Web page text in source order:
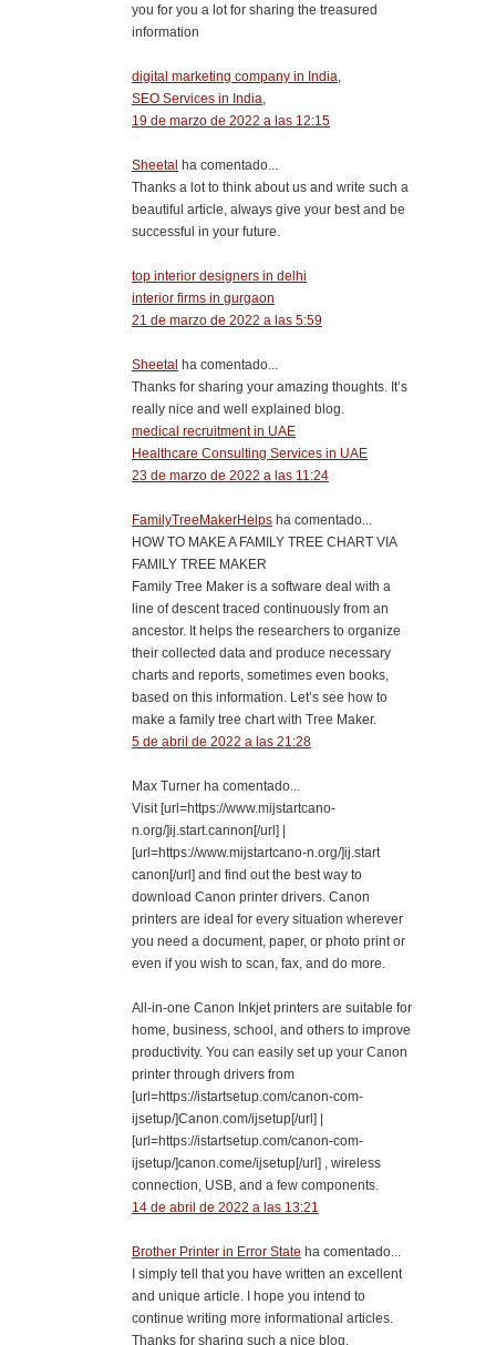
you for you a lot for sharing the treasured
information
digital marketing company in India
SEO Services in India
19 de marzo de 2022 a las 12:15
Sheetal ha comentado...
Thanks a lot to think about us and write such a
beautiful article, always give your best and be
successful in your future.
top interior designers in delhi
interior firms in gurgaon
21 de marzo de 2022 a las 5:59
Sheetal ha comentado...
Thanks for sharing your amazing thoughts. It’s
really nice and well explained blog.
medical recruitment in UAE
Healthcare Consulting Services in UAE
23 de marzo de 2022 a las 11:24
FamilyTreeMakerHelps ha comentado...
HOW TO MAKE A FAMILY TREE CHART VIA
FAMILY TREE MAKER
Family Tree Maker is a software deal with a
line of descent traced continuously from an
ancestor. It helps the researchers to organize
their collected data and produce necessary
charts and reports, sometimes even books,
based on this information. Let’s see how to
make a family tree chart with Tree Maker.
5 de abril de 2022 a las 21:28
Max Turner ha comentado...
Visit [url=https://www.mijstartcano-
n.org/]ij.start.cannon[/url] |
[url=https://www.mijstartcano-n.org/]ij.start
canon[/url] and find out the best way to
download Canon printer drivers. Canon
printers are ideal for every situation wherever
you need a document, paper, or photo print or
even if you wish to scan, fax, and do more.
All-in-one Canon Inkjet printers are suitable for
home, business, school, and others to improve
productivity. You can easily set up your Canon
printer through drivers from
[url=https://istartsetup.com/canon-com-
ijsetup/]Canon.com/ijsetup[/url] |
[url=https://istartsetup.com/canon-com-
ijsetup/]canon.come/ijsetup[/url] , wireless
connection, USB, and a few components.
14 de abril de 2022 a las 13:21
Brother Printer in Error State ha comentado...
I simply tell that you have written an excellent
and unique article. I hope you intend to
continue writing more informational articles.
Thanks for sharing such a nice blog.